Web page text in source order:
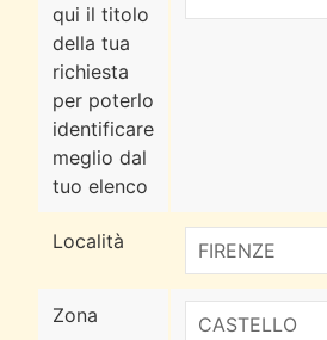
qui il titolo
della tua
richiesta
per poterlo
identificare
meglio dal
tuo elenco
Località
Zona